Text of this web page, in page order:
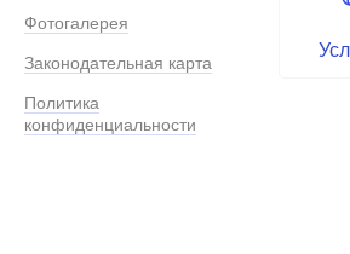
Фотогалерея
Законодательная карта
Политика
конфиденциальности